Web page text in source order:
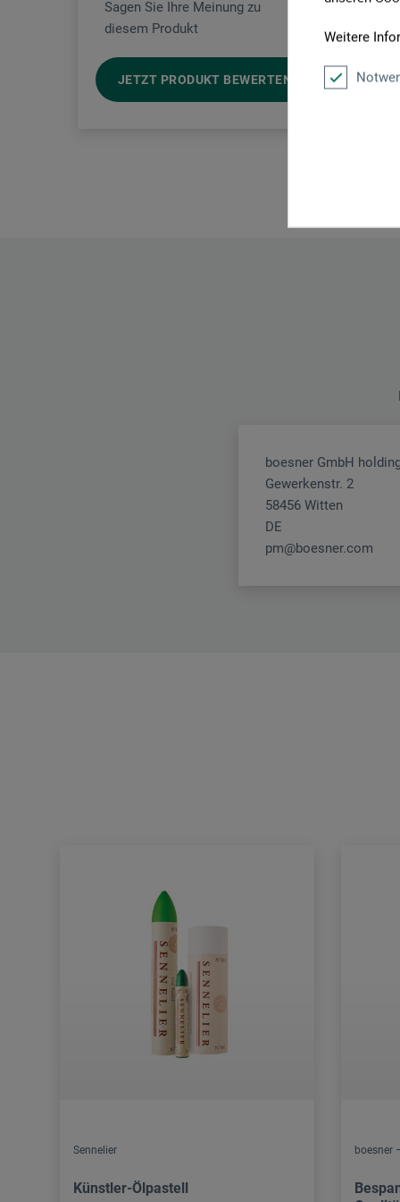
Weitere
Sagen Sie Ihre Meinung zu
diesem Produkt
JETZT PRODUKT BEWERTEN
boesner GmbH
Gewerkenstr. 2
58456 Witten
DE
pm@boesner.com
Sennelier
Künstler-Ölpastell
boesner